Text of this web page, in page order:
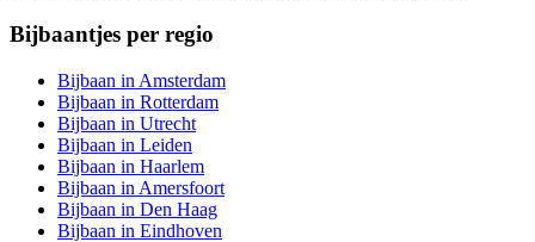
Bijbaantjes per regio
Bijbaan in Amsterdam
Bijbaan in Rotterdam
Bijbaan in Utrecht
Bijbaan in Leiden
Bijbaan in Haarlem
Bijbaan in Amersfoort
Bijbaan in Den Haag
Bijbaan in Eindhoven